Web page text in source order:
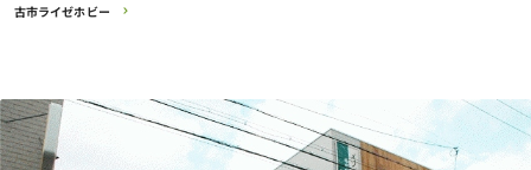
古市ライゼホビー